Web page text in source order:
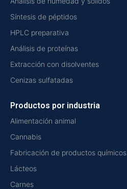
Síntesis de péptidos
HPLC preparativa
Análisis de proteínas
Extracción con disolventes
Cenizas sulfatadas
Productos por industria
Alimentación animal
Cannabis
Fabricación de productos químicos
Lácteos
Carnes